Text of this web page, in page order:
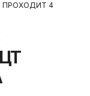
ПРОХОДИТ 4